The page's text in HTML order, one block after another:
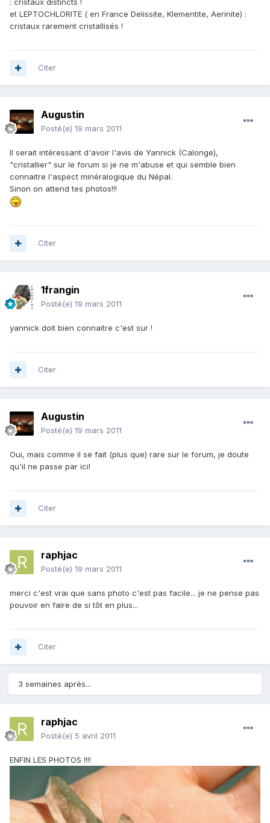
: cristaux distincts !
et LEPTOCHLORITE ( en France Delissite, Klementite, Aerinite) :
cristaux rarement cristallisés !
Citer
Augustin
Posté(e) 19 mars 2011
Il serait intéressant d'avoir l'avis de Yannick (Calonge),
"cristallier" sur le forum si je ne m'abuse et qui semble bien
connaitre l'aspect minéralogique du Népal.
Sinon on attend tes photos!!!
Citer
1frangin
Posté(e) 19 mars 2011
yannick doit bien connaitre c'est sur !
Citer
Augustin
Posté(e) 19 mars 2011
Oui, mais comme il se fait (plus que) rare sur le forum, je doute
qu'il ne passe par ici!
Citer
raphjac
Posté(e) 19 mars 2011
merci c'est vrai que sans photo c'est pas facile... je ne pense pas
pouvoir en faire de si tôt en plus...
Citer
3 semaines après...
raphjac
Posté(e) 5 avril 2011
ENFIN LES PHOTOS !!!!